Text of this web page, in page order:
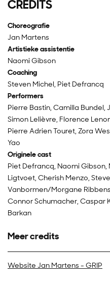
CREDITS
Choreografie
Jan Martens
Artistieke assistentie
Naomi Gibson
Coaching
Steven Michel, Piet Defrancq
Performers
Pierre Bastin, Camilla Bundel,
Simon Lelièvre, Florence
Pierre Adrien Touret, Zora
Yao
Originele cast
Piet Defrancq, Naomi Gibson,
Ligtvoet, Cherish Menzo,
Vanbormen/Morgane
Connor Schumacher, Caspar
Barkan
Meer credits
Website Jan Martens - GRIP